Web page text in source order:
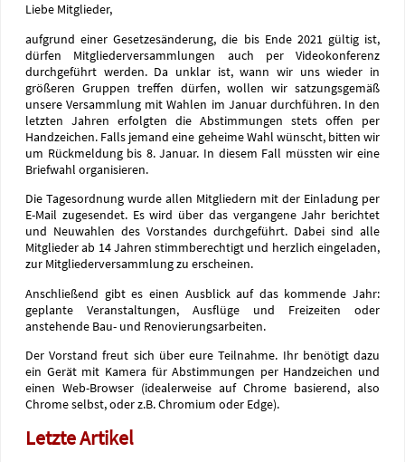
Liebe Mitglieder,
aufgrund einer Gesetzesänderung, die bis Ende 2021 gültig ist,
dürfen Mitgliederversammlungen auch per Videokonferenz
durchgeführt werden. Da unklar ist, wann wir uns wieder in
größeren Gruppen treffen dürfen, wollen wir satzungsgemäß
unsere Versammlung mit Wahlen im Januar durchführen. In den
letzten Jahren erfolgten die Abstimmungen stets offen per
Handzeichen. Falls jemand eine geheime Wahl wünscht, bitten wir
um Rückmeldung bis 8. Januar. In diesem Fall müssten wir eine
Briefwahl organisieren.
Die Tagesordnung wurde allen Mitgliedern mit der Einladung per
E-Mail zugesendet. Es wird über das vergangene Jahr berichtet
und Neuwahlen des Vorstandes durchgeführt. Dabei sind alle
Mitglieder ab 14 Jahren stimmberechtigt und herzlich eingeladen,
zur Mitgliederversammlung zu erscheinen.
Anschließend gibt es einen Ausblick auf das kommende Jahr:
geplante Veranstaltungen, Ausflüge und Freizeiten oder
anstehende Bau- und Renovierungsarbeiten.
Der Vorstand freut sich über eure Teilnahme. Ihr benötigt dazu
ein Gerät mit Kamera für Abstimmungen per Handzeichen und
einen Web-Browser (idealerweise auf Chrome basierend, also
Chrome selbst, oder z.B. Chromium oder Edge).
Letzte Artikel